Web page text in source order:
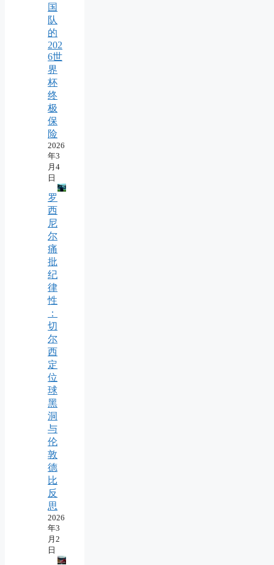
国
队
的
202
6世
界
杯
终
极
保
险
2026
年3
月4
日
罗
西
尼
尔
痛
批
纪
律
性
：
切
尔
西
定
位
球
黑
洞
与
伦
敦
德
比
反
思
2026
年3
月2
日